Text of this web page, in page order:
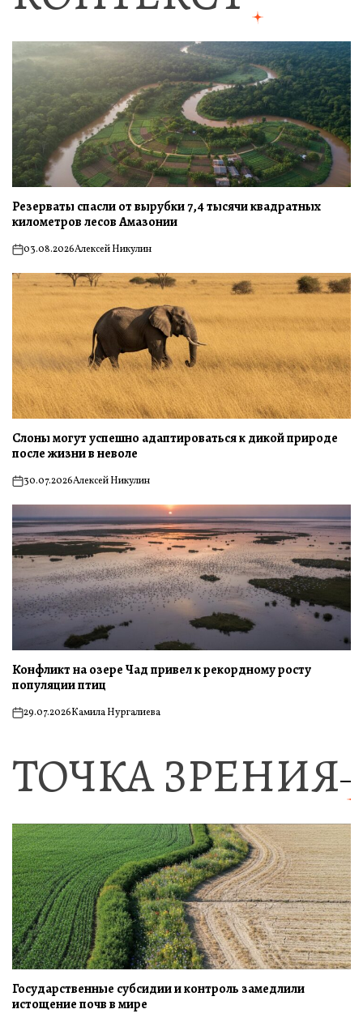
Резерваты спасли от вырубки 7,4 тысячи квадратных
километров лесов Амазонии
on03.08.2026Алексей Никулин
Слоны могут успешно адаптироваться к дикой природе
после жизни в неволе
on30.07.2026Алексей Никулин
Конфликт на озере Чад привел к рекордному росту
популяции птиц
on29.07.2026Камила Нургалиева
ТОЧКА ЗРЕНИЯ
Государственные субсидии и контроль замедлили
истощение почв в мире